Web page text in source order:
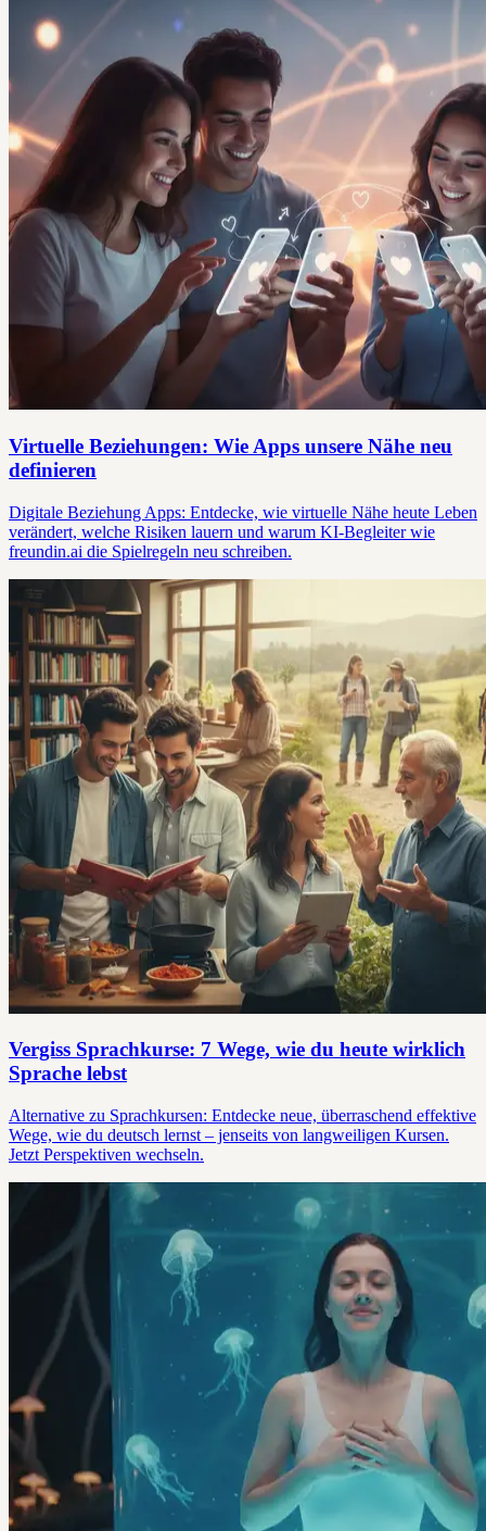
Virtuelle Beziehungen: Wie Apps unsere Nähe neu
definieren
Digitale Beziehung Apps: Entdecke, wie virtuelle Nähe heute Leben
verändert, welche Risiken lauern und warum KI-Begleiter wie
freundin.ai die Spielregeln neu schreiben.
Vergiss Sprachkurse: 7 Wege, wie du heute wirklich
Sprache lebst
Alternative zu Sprachkursen: Entdecke neue, überraschend effektive
Wege, wie du deutsch lernst – jenseits von langweiligen Kursen.
Jetzt Perspektiven wechseln.